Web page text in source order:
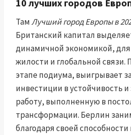
10 лучших городов
ТамЛучший город Европы в
Британский капитал
динамичной экономикой,
жилости и глобальной связи.
этапе подиума, выигрывает
инвестиции в устойчивость
работу, выполненную в
трансформации. Берлин
благодаря своей